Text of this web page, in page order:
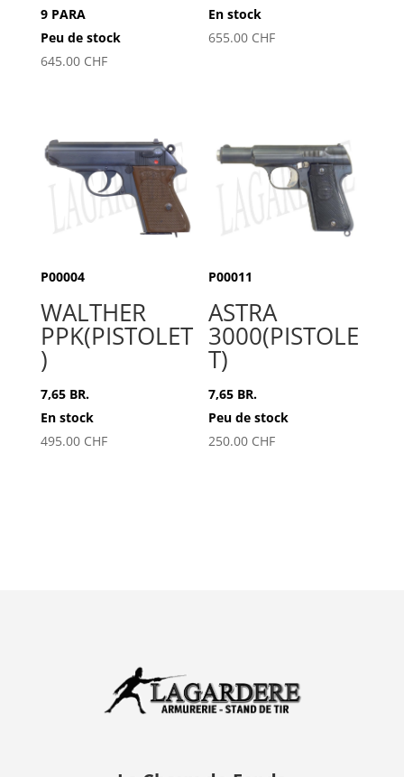
9 PARA
Peu de stock
645.00 CHF
En stock
655.00 CHF
P00004
WALTHER
PPK(PISTOLET
)
7,65 BR.
En stock
495.00 CHF
P00011
ASTRA
3000(PISTOLE
T)
7,65 BR.
Peu de stock
250.00 CHF